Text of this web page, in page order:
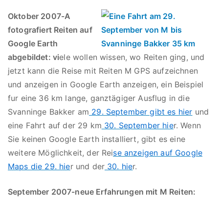
Oktober 2007-A
fotografiert Reiten auf
Google Earth
abgebildet: viele wollen wissen, wo Reiten ging, und
jetzt kann die Reise mit Reiten M GPS aufzeichnen
und anzeigen in Google Earth anzeigen, ein Beispiel
fur eine 36 km lange, ganztägiger Ausflug in die
Svanninge Bakker am 29. September gibt es hier und
eine Fahrt auf der 29 km 30. September hier. Wenn
Sie keinen Google Earth installiert, gibt es eine
weitere Möglichkeit, der Reise anzeigen auf Google
Maps die 29. hier und der 30. hier.
September 2007-neue Erfahrungen mit M Reiten: